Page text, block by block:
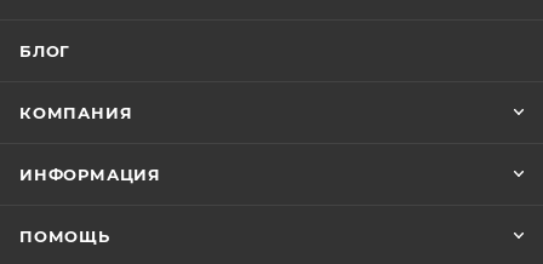
БЛОГ
КОМПАНИЯ
ИНФОРМАЦИЯ
ПОМОЩЬ